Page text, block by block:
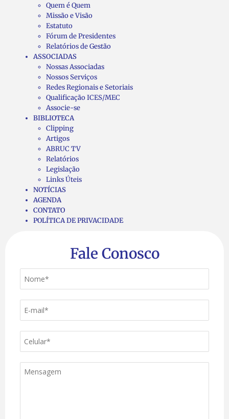
Quem é Quem
Missão e Visão
Estatuto
Fórum de Presidentes
Relatórios de Gestão
ASSOCIADAS
Nossas Associadas
Nossos Serviços
Redes Regionais e Setoriais
Qualificação ICES/MEC
Associe-se
BIBLIOTECA
Clipping
Artigos
ABRUC TV
Relatórios
Legislação
Links Úteis
NOTÍCIAS
AGENDA
CONTATO
POLÍTICA DE PRIVACIDADE
Fale Conosco